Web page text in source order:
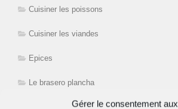
Gérer le consentement aux
Cuisiner les poissons
Cuisiner les viandes
Epices
Le brasero plancha